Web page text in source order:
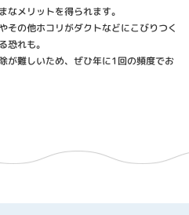
なメリットを得られます。
その他ホコリがダクトなどにこびりつく
恐れも。
が難しいため、ぜひ年に1回の頻度でお